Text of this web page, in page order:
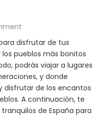
disfrutar de tus
pueblos más bonitos
podrás viajar a lugares
y donde
disfrutar de los encantos
A continuación, te
de España para